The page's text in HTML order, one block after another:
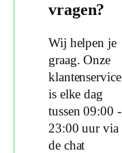
vragen?
Wij helpen je
graag. Onze
klantenservice
is elke dag
tussen 09:00 -
23:00 uur via
de chat